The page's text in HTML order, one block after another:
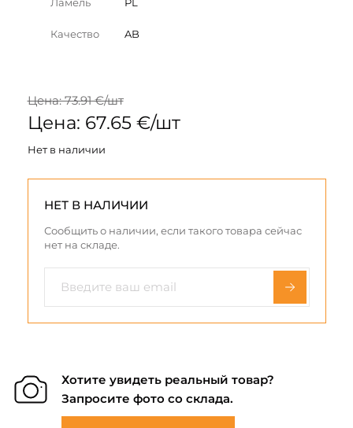
Качество AB
Цена: 73.91 €/шт
Цена: 67.65 €/шт
Нет в наличии
НЕТ В НАЛИЧИИ
Сообщить о наличии, если такого товара сейчас
нет на складе.
Хотите увидеть реальный товар?
Запросите фото со склада.